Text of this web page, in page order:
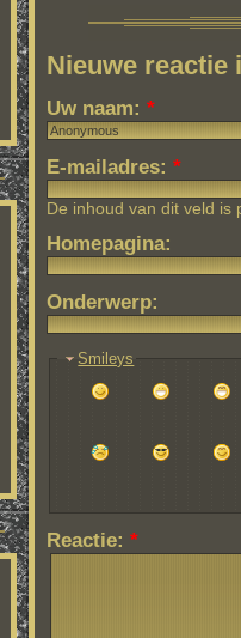
Nieuwe reactie
Uw naam: *
E-mailadres: *
De inhoud van dit veld is
Homepagina:
Onderwerp:
Smileys
Reactie: *